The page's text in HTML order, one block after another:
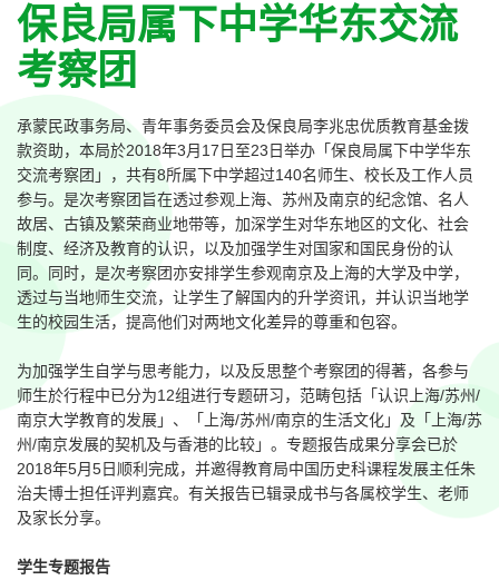
保良局属下中学华东交流
考察团
承蒙民政事务局、青年事务委员会及保良局李兆忠优质教育基金拨
款资助，本局於2018年3月17日至23日举办「保良局属下中学华东
交流考察团」，共有8所属下中学超过140名师生、校长及工作人员
参与。是次考察团旨在透过参观上海、苏州及南京的纪念馆、名人
故居、古镇及繁荣商业地带等，加深学生对华东地区的文化、社会
制度、经济及教育的认识，以及加强学生对国家和国民身份的认
同。同时，是次考察团亦安排学生参观南京及上海的大学及中学，
透过与当地师生交流，让学生了解国内的升学资讯，并认识当地学
生的校园生活，提高他们对两地文化差异的尊重和包容。
为加强学生自学与思考能力，以及反思整个考察团的得著，各参与
师生於行程中已分为12组进行专题研习，范畴包括「认识上海/苏州/
南京大学教育的发展」、「上海/苏州/南京的生活文化」及「上海/苏
州/南京发展的契机及与香港的比较」。专题报告成果分享会已於
2018年5月5日顺利完成，并邀得教育局中国历史科课程发展主任朱
治夫博士担任评判嘉宾。有关报告已辑录成书与各属校学生、老师
及家长分享。
学生专题报告